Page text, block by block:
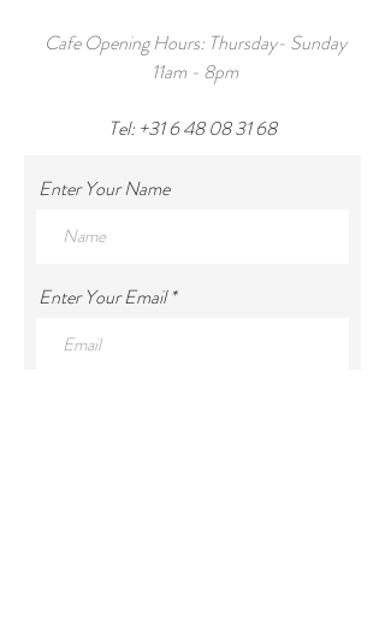
Cafe Opening Hours: Thursday- Sunday
11am - 8pm
Tel: +31 6 48 08 31 68
Enter Your Name
Enter Your Email